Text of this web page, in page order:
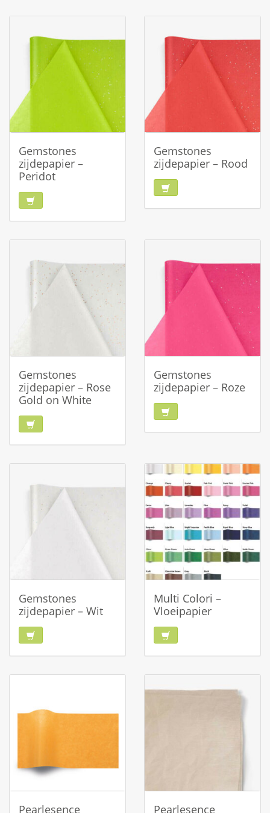
Gemstones
zijdepapier –
Peridot
Gemstones
zijdepapier – Rood
Gemstones
zijdepapier – Rose
Gold on White
Gemstones
zijdepapier – Roze
Gemstones
zijdepapier – Wit
Multi Colori –
Vloeipapier
Pearlesence
Pearlesence